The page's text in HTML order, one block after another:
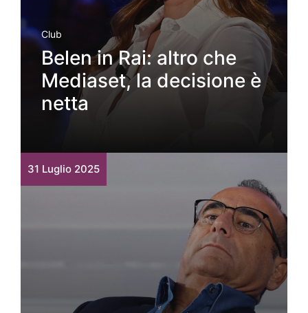
Club
Belen in Rai: altro che
Mediaset, la decisione è
netta
31 Luglio 2025